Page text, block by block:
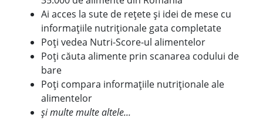
Ai acces la sute de rețete și idei de mese cu
informațiile nutriționale gata completate
Poți vedea Nutri-Score-ul alimentelor
Poți căuta alimente prin scanarea codului de
bare
Poți compara informațiile nutriționale ale
alimentelor
și multe multe altele...